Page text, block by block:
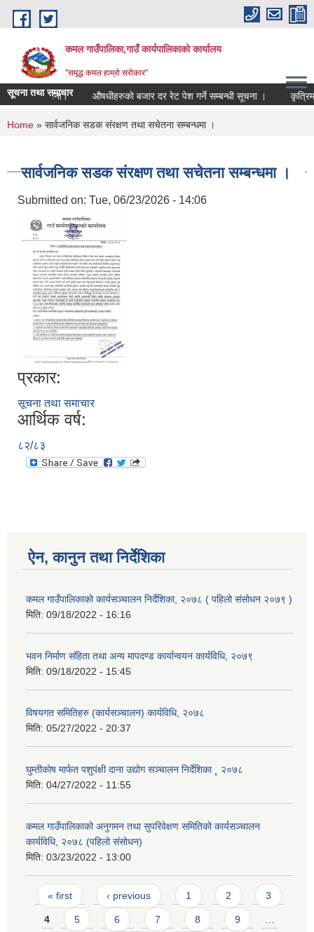
Skip to main content
कमल गाउँपालिका,गाउँ कार्यपालिकाको कार्यालय
"समृद्ध कमल हाम्रो सरोकार"
सूचना तथा समाचार
सम्बन्धी सूचना। औषधीहरुको बजार दर रेट पेश गर्ने सम्बन्धी सूचना । कृत्रिम
You are here
Home » सार्वजनिक सडक संरक्षण तथा सचेतना सम्बन्धमा ।
सार्वजनिक सडक संरक्षण तथा सचेतना सम्बन्धमा ।
Submitted on: Tue, 06/23/2026 - 14:06
प्रकार:
सूचना तथा समाचार
आर्थिक वर्ष:
८२/८३
ऐन, कानुन तथा निर्देशिका
कमल गाउँपालिकाको कार्यसञ्‍चालन निर्देशिका, २०७८ ( पहिलो संसोधन २०७९ )
मिति: 09/18/2022 - 16:16
भवन निर्माण संहिता तथा अन्य मापदण्ड कार्यान्वयन कार्यविधि, २०७९
मिति: 09/18/2022 - 15:45
विषयगत समितिहरु (कार्यसञ्चालन) कार्यविधि, २०७८
मिति: 05/27/2022 - 20:37
घुम्तीकोष मार्फत पशुपंक्षी दाना उद्योग सञ्चालन निर्देशिका ¸ २०७८
मिति: 04/27/2022 - 11:55
कमल गाउँपालिकाको अनुगमन तथा सुपरिवेक्षण समितिको कार्यसञ्चालन
कार्यविधि, २०७८ (पहिलो संसोधन)
मिति: 03/23/2022 - 13:00
Pages
« first ‹ previous 1 2 3
4 5 6 7 8 9